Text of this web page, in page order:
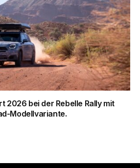
2026 bei der Rebelle Rally mit
Modellvariante.